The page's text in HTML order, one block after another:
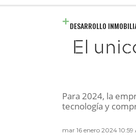
DESARROLLO
El
Para 2024, la
tecnología y
mar 16 enero 2024 10:59